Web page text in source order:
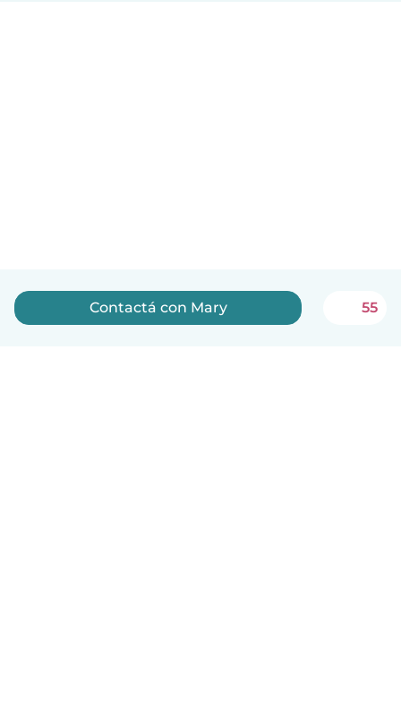
Contactá con Mary 55